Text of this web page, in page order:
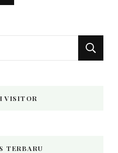
VISITOR
TERBARU